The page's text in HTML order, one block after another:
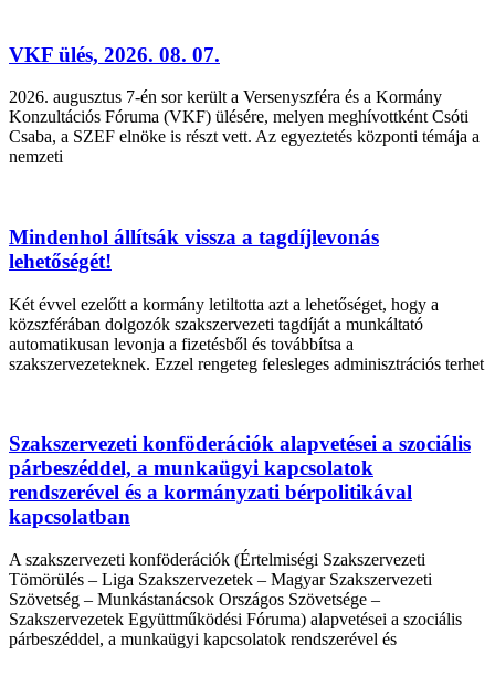
VKF ülés, 2026. 08. 07.
2026. augusztus 7-én sor került a Versenyszféra és a Kormány
Konzultációs Fóruma (VKF) ülésére, melyen meghívottként Csóti
Csaba, a SZEF elnöke is részt vett. Az egyeztetés központi témája a
nemzeti
Mindenhol állítsák vissza a tagdíjlevonás
lehetőségét!
Két évvel ezelőtt a kormány letiltotta azt a lehetőséget, hogy a
közszférában dolgozók szakszervezeti tagdíját a munkáltató
automatikusan levonja a fizetésből és továbbítsa a
szakszervezeteknek. Ezzel rengeteg felesleges adminisztrációs terhet
Szakszervezeti konföderációk alapvetései a szociális
párbeszéddel, a munkaügyi kapcsolatok
rendszerével és a kormányzati bérpolitikával
kapcsolatban
A szakszervezeti konföderációk (Értelmiségi Szakszervezeti
Tömörülés – Liga Szakszervezetek – Magyar Szakszervezeti
Szövetség – Munkástanácsok Országos Szövetsége –
Szakszervezetek Együttműködési Fóruma) alapvetései a szociális
párbeszéddel, a munkaügyi kapcsolatok rendszerével és